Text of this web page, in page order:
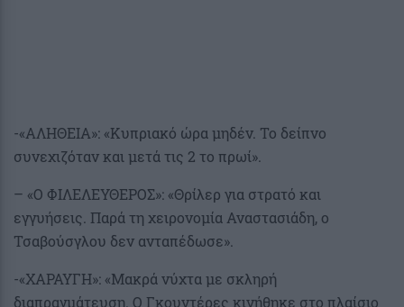
-«ΑΛΗΘΕΙΑ»: «Κυπριακό ώρα μηδέν. Το δείπνο
συνεχιζόταν και μετά τις 2 το πρωί».
– «Ο ΦΙΛΕΛΕΥΘΕΡΟΣ»: «Θρίλερ για στρατό και
εγγυήσεις. Παρά τη χειρονομία Αναστασιάδη, ο
Τσαβούσγλου δεν ανταπέδωσε».
-«ΧΑΡΑΥΓΗ»: «Μακρά νύχτα με σκληρή
διαπραγμάτευση. Ο Γκουντέρες κινήθηκε στο πλαίσιο